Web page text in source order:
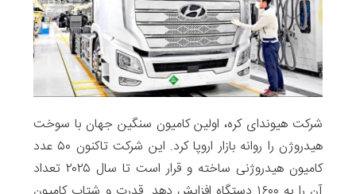
شرکت هیوندای کره، اولین کامیون سنگین جهان با سوخت
هیدروژن را روانه بازار اروپا کرد. این شرکت تاکنون ۵۰ عدد
کامیون هیدروژنی ساخته و قرار است تا سال ۲۰۲۵ تعداد